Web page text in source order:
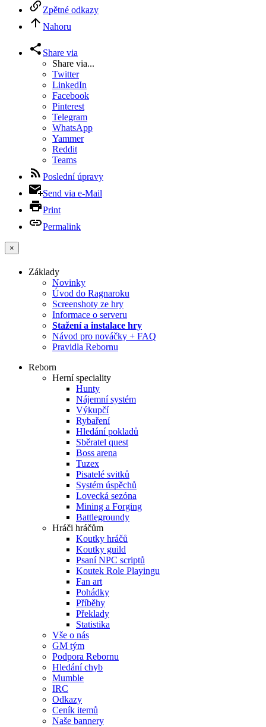
Zpětné odkazy
Nahoru
Share via
Share via...
Twitter
LinkedIn
Facebook
Pinterest
Telegram
WhatsApp
Yammer
Reddit
Teams
Poslední úpravy
Send via e-Mail
Print
Permalink
×
Základy
Novinky
Úvod do Ragnaroku
Screenshoty ze hry
Informace o serveru
Stažení a instalace hry
Návod pro nováčky + FAQ
Pravidla Rebornu
Reborn
Herní speciality
Hunty
Nájemní systém
Výkupčí
Rybaření
Hledání pokladů
Sběratel quest
Boss arena
Tuzex
Pisatelé svitků
Systém úspěchů
Lovecká sezóna
Mining a Forging
Battlegroundy
Hráči hráčům
Koutky hráčů
Koutky guild
Psaní NPC scriptů
Koutek Role Playingu
Fan art
Pohádky
Příběhy
Překlady
Statistika
Vše o nás
GM tým
Podpora Rebornu
Hledání chyb
Mumble
IRC
Odkazy
Ceník itemů
Naše bannery